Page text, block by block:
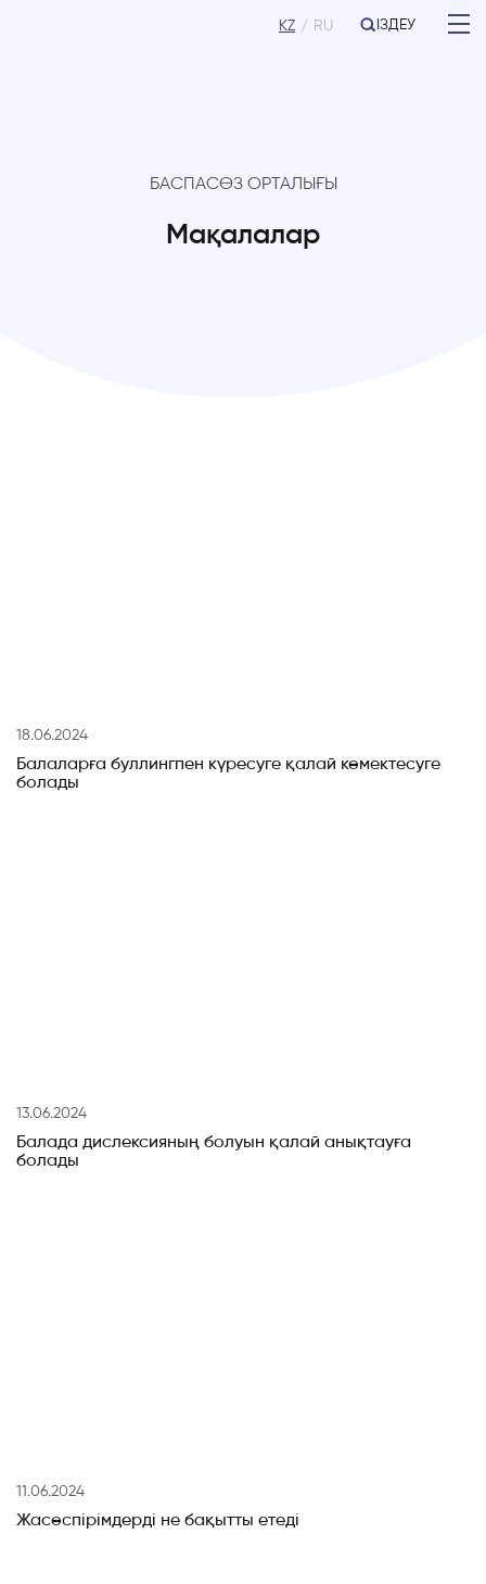
KZ RU ІЗДЕУ
БАСПАСӨЗ ОРТАЛЫҒЫ
Мақалалар
18.06.2024
Балаларға буллингпен күресуге қалай көмектесуге
болады
13.06.2024
Балада дислексияның болуын қалай анықтауға
болады
11.06.2024
Жасөспірімдерді не бақытты етеді